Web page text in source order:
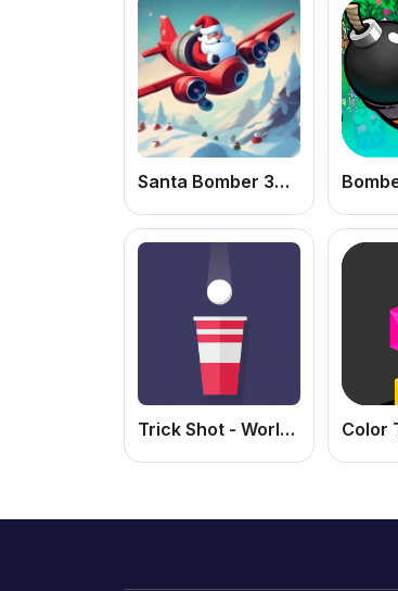
Santa Bomber 3D: Jogo de Ação Online Grátis com Bombas e Estratégia
Trick Shot - World Challenge Color